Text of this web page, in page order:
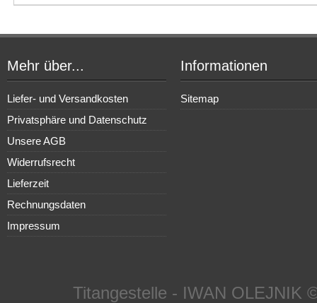
Mehr über...
Liefer- und Versandkosten
Privatsphäre und Datenschutz
Unsere AGB
Widerrufsrecht
Lieferzeit
Rechnungsdaten
Impressum
Informationen
Sitemap
Titangestelle - IWAN OLEJNIK